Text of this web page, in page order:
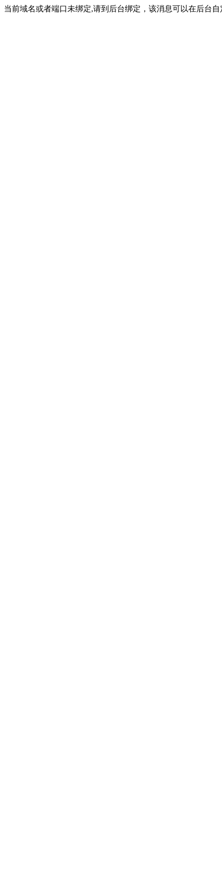
当前域名或者端口未绑定,请到后台绑定，该消息可以在后台自